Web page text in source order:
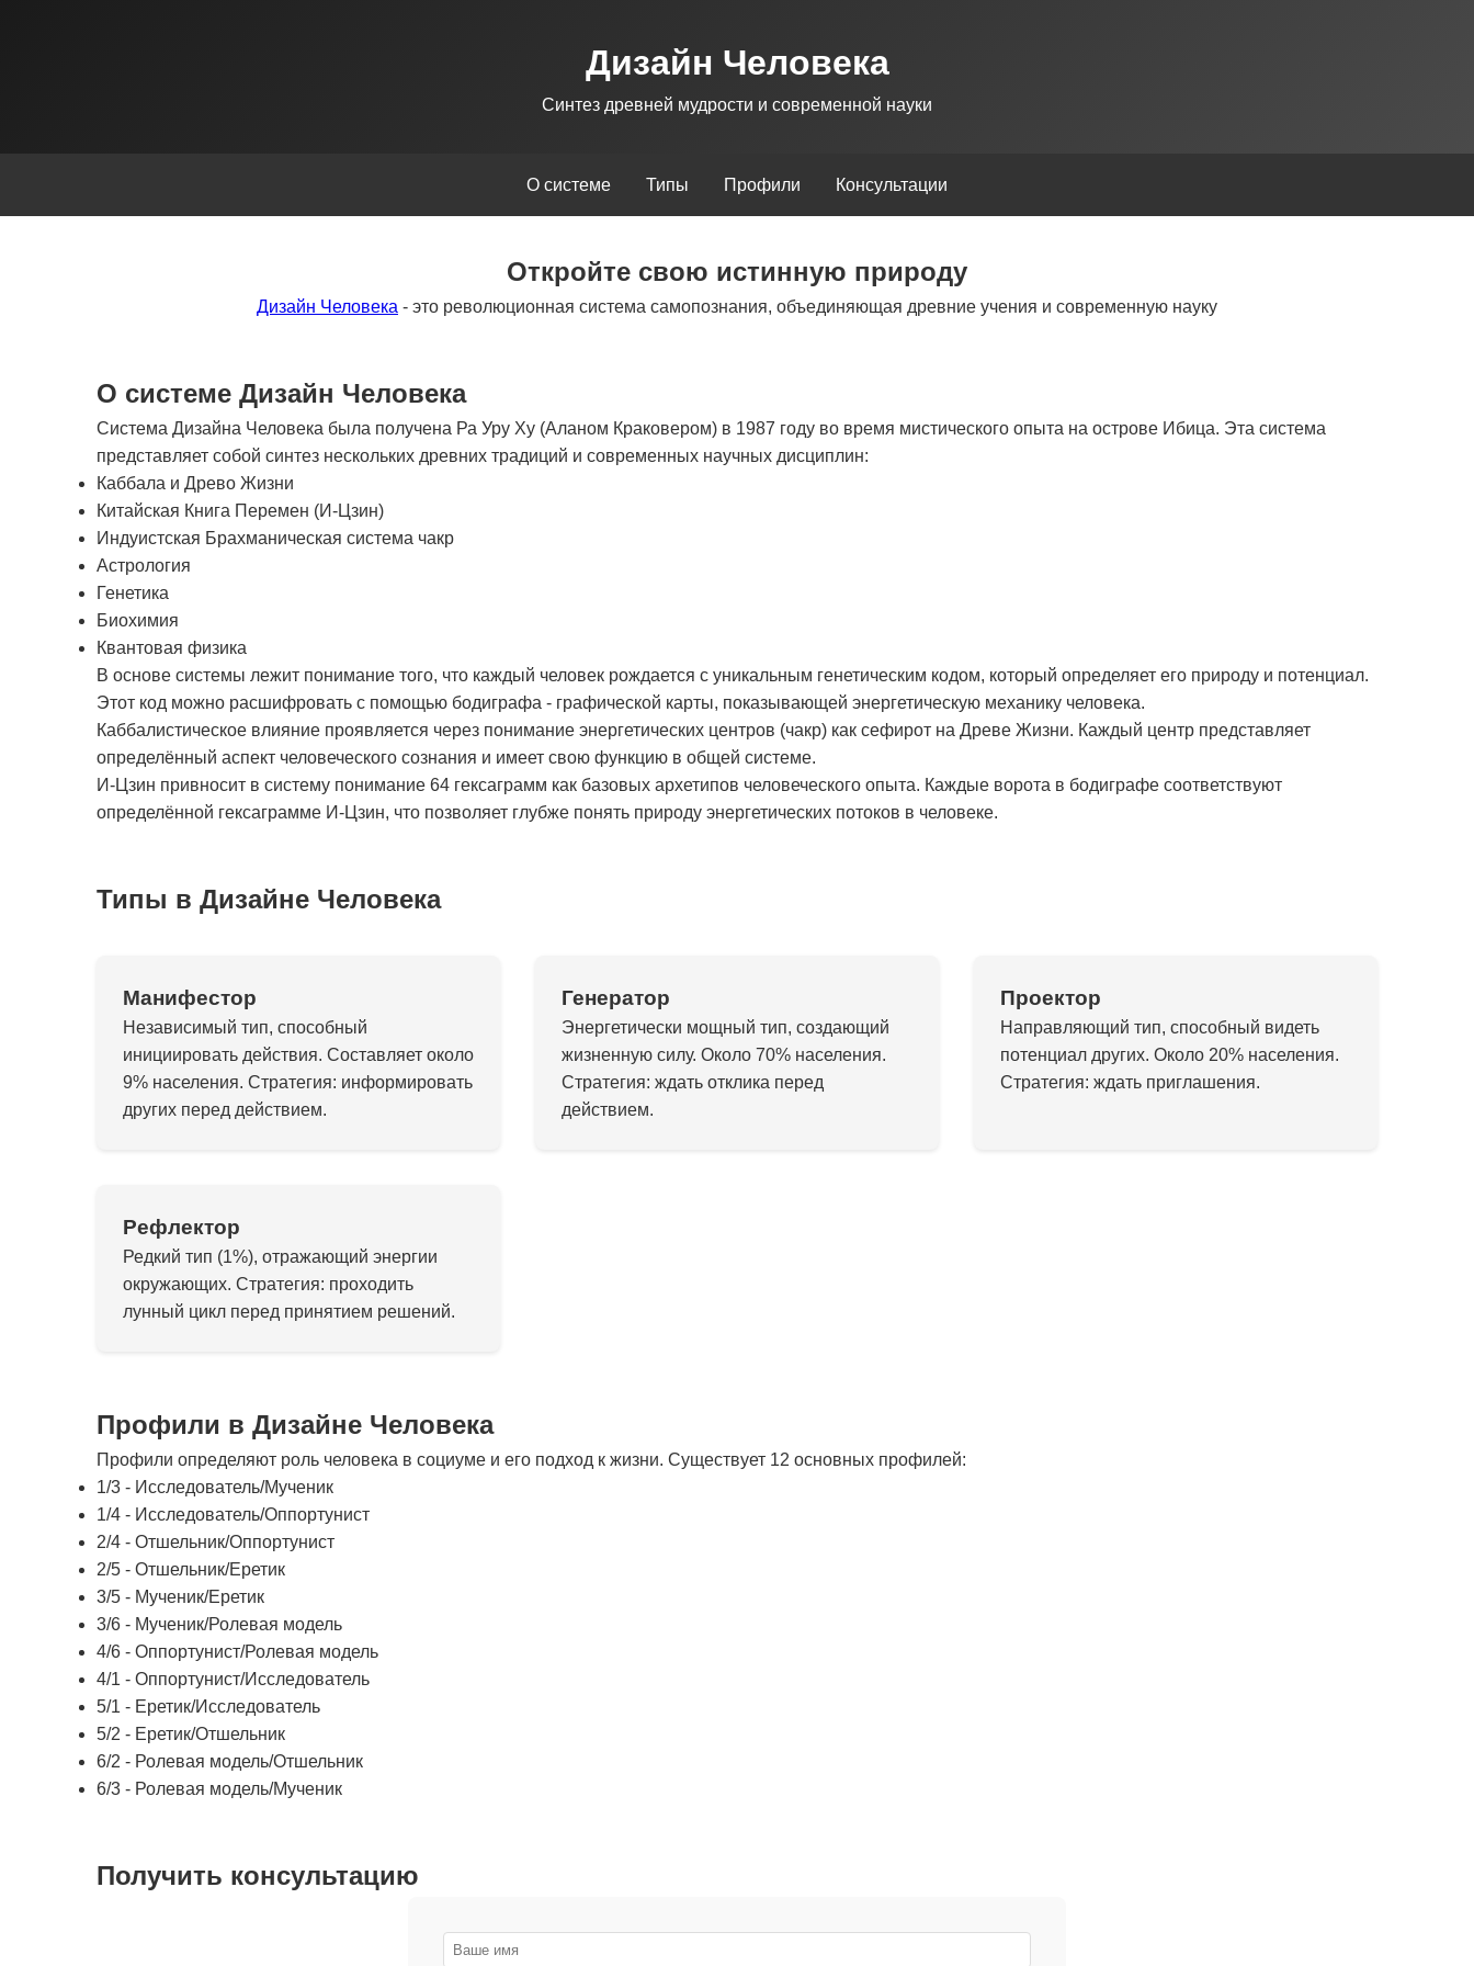
Дизайн Человека
Синтез древней мудрости и современной науки
О системе Типы Профили Консультации
Откройте свою истинную природу
Дизайн Человека - это революционная система самопознания, объединяющая древние учения и современную науку
О системе Дизайн Человека
Система Дизайна Человека была получена Ра Уру Ху (Аланом Краковером) в 1987 году во время мистического опыта на острове Ибица. Эта система
представляет собой синтез нескольких древних традиций и современных научных дисциплин:
Каббала и Древо Жизни
Китайская Книга Перемен (И-Цзин)
Индуистская Брахманическая система чакр
Астрология
Генетика
Биохимия
Квантовая физика
В основе системы лежит понимание того, что каждый человек рождается с уникальным генетическим кодом, который определяет его природу и потенциал.
Этот код можно расшифровать с помощью бодиграфа - графической карты, показывающей энергетическую механику человека.
Каббалистическое влияние проявляется через понимание энергетических центров (чакр) как сефирот на Древе Жизни. Каждый центр представляет
определённый аспект человеческого сознания и имеет свою функцию в общей системе.
И-Цзин привносит в систему понимание 64 гексаграмм как базовых архетипов человеческого опыта. Каждые ворота в бодиграфе соответствуют
определённой гексаграмме И-Цзин, что позволяет глубже понять природу энергетических потоков в человеке.
Типы в Дизайне Человека
Манифестор
Независимый тип, способный
инициировать действия. Составляет около
9% населения. Стратегия: информировать
других перед действием.
Генератор
Энергетически мощный тип, создающий
жизненную силу. Около 70% населения.
Стратегия: ждать отклика перед
действием.
Проектор
Направляющий тип, способный видеть
потенциал других. Около 20% населения.
Стратегия: ждать приглашения.
Рефлектор
Редкий тип (1%), отражающий энергии
окружающих. Стратегия: проходить
лунный цикл перед принятием решений.
Профили в Дизайне Человека
Профили определяют роль человека в социуме и его подход к жизни. Существует 12 основных профилей:
1/3 - Исследователь/Мученик
1/4 - Исследователь/Оппортунист
2/4 - Отшельник/Оппортунист
2/5 - Отшельник/Еретик
3/5 - Мученик/Еретик
3/6 - Мученик/Ролевая модель
4/6 - Оппортунист/Ролевая модель
4/1 - Оппортунист/Исследователь
5/1 - Еретик/Исследователь
5/2 - Еретик/Отшельник
6/2 - Ролевая модель/Отшельник
6/3 - Ролевая модель/Мученик
Получить консультацию